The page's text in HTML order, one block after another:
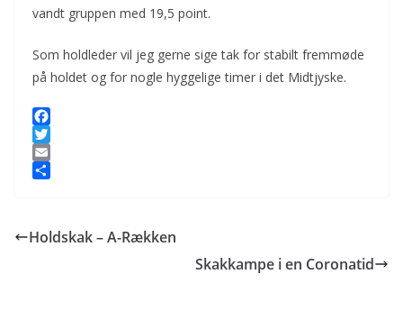
vandt gruppen med 19,5 point.
Som holdleder vil jeg gerne sige tak for stabilt fremmøde
på holdet og for nogle hyggelige timer i det Midtjyske.
F
a
c
o
T
w
e
E
lr
Holdskak – A-Rækken
Skakkampe i en Coronatid